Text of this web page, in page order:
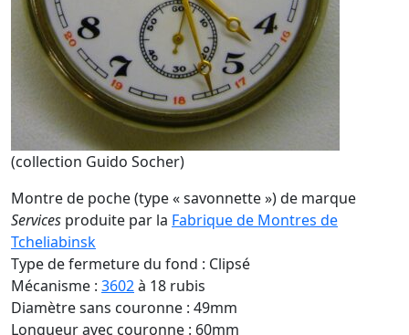
(collection Guido Socher)
Montre de poche (type « savonnette ») de marque
Services produite par la Fabrique de Montres de
Tcheliabinsk
Type de fermeture du fond : Clipsé
Mécanisme : 3602à 18 rubis
Diamètre sans couronne : 49mm
Longueur avec couronne : 60mm